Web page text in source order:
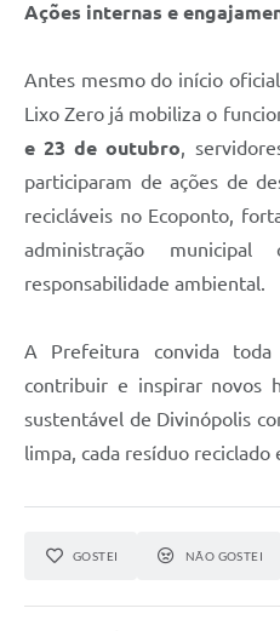
Ações internas e
Antes mesmo do início
Lixo Zero já mobiliza o
e 23 de outubro,
participaram de ações de
recicláveis no Ecoponto,
administração
responsabilidade ambiental.
A Prefeitura convida
contribuir e inspirar
sustentável de Divinópolis
limpa, cada resíduo reciclado
GOSTEI NÃO GOSTEI